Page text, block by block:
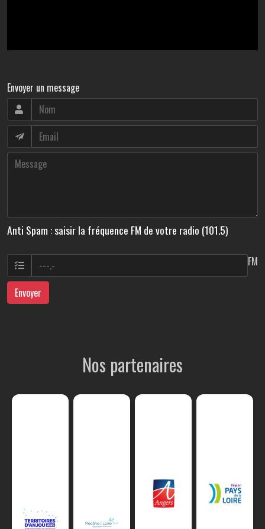
Envoyer un message
Anti Spam : saisir la fréquence FM de votre radio (101.5)
FM
Envoyer
Nos partenaires